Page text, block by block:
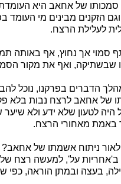
של אחאב היא
הזקנים מבינים מי העומד
לעלילת הרצח.
סמוי אך נחוץ, אף באותה
שבשתיקה, ואף את מקור
הדברים בפרקנו, נוכל
של אחאב לרצח נבות בלא
היה לטעון שלא ידע ולא
באמת מאחורי הרצח.
לאור ניתוח אשמתו של אחאב?
על', למעשה רצח של
בעצה ובמתן הוראה, כפי